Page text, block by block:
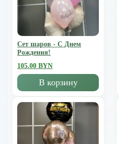
Сет шаров - С Днем
Рождения!
105.00 BYN
В корзину